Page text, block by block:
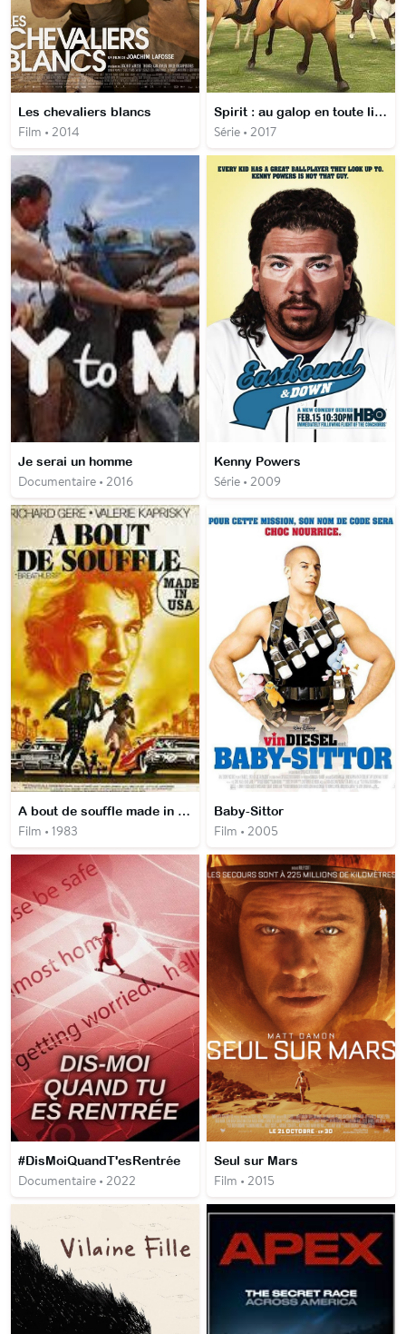
Les chevaliers blancs
Film • 2014
Spirit : au galop en toute liberté
Série • 2017
Je serai un homme
Documentaire • 2016
Kenny Powers
Série • 2009
A bout de souffle made in USA
Film • 1983
Baby-Sittor
Film • 2005
#DisMoiQuandT'esRentrée
Documentaire • 2022
Seul sur Mars
Film • 2015